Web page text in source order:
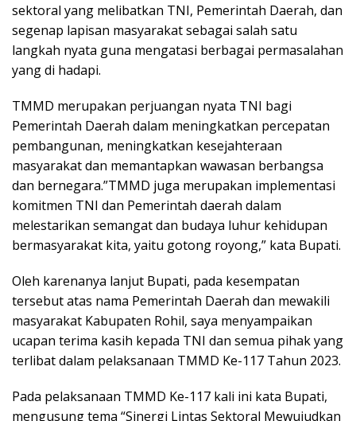
sektoral yang melibatkan TNI, Pemerintah Daerah, dan
segenap lapisan masyarakat sebagai salah satu
langkah nyata guna mengatasi berbagai permasalahan
yang di hadapi.
TMMD merupakan perjuangan nyata TNI bagi
Pemerintah Daerah dalam meningkatkan percepatan
pembangunan, meningkatkan kesejahteraan
masyarakat dan memantapkan wawasan berbangsa
dan bernegara.”TMMD juga merupakan implementasi
komitmen TNI dan Pemerintah daerah dalam
melestarikan semangat dan budaya luhur kehidupan
bermasyarakat kita, yaitu gotong royong,” kata Bupati.
Oleh karenanya lanjut Bupati, pada kesempatan
tersebut atas nama Pemerintah Daerah dan mewakili
masyarakat Kabupaten Rohil, saya menyampaikan
ucapan terima kasih kepada TNI dan semua pihak yang
terlibat dalam pelaksanaan TMMD Ke-117 Tahun 2023.
Pada pelaksanaan TMMD Ke-117 kali ini kata Bupati,
mengusung tema “Sinergi Lintas Sektoral Mewujudkan